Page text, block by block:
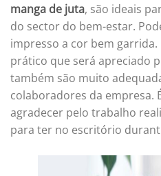
manga de juta, são ideais
do sector do bem-estar.
impresso a cor bem
prático que será apreciado
também são muito
colaboradores da empresa.
agradecer pelo trabalho
para ter no escritório